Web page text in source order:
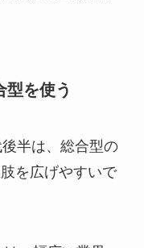
型を使う
半は、総合型の
を広げやすいで